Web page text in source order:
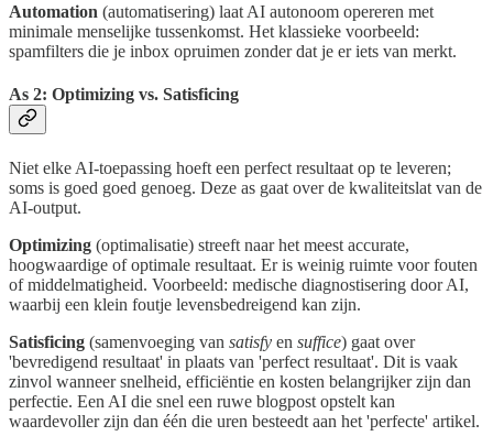
Automation (automatisering) laat AI autonoom opereren met
minimale menselijke tussenkomst. Het klassieke voorbeeld:
spamfilters die je inbox opruimen zonder dat je er iets van merkt.
As 2: Optimizing vs. Satisficing
Niet elke AI-toepassing hoeft een perfect resultaat op te leveren;
soms is goed goed genoeg. Deze as gaat over de kwaliteitslat van de
AI-output.
Optimizing (optimalisatie) streeft naar het meest accurate,
hoogwaardige of optimale resultaat. Er is weinig ruimte voor fouten
of middelmatigheid. Voorbeeld: medische diagnostisering door AI,
waarbij een klein foutje levensbedreigend kan zijn.
Satisficing (samenvoeging van satisfy en suffice) gaat over
'bevredigend resultaat' in plaats van 'perfect resultaat'. Dit is vaak
zinvol wanneer snelheid, efficiëntie en kosten belangrijker zijn dan
perfectie. Een AI die snel een ruwe blogpost opstelt kan
waardevoller zijn dan één die uren besteedt aan het 'perfecte' artikel.